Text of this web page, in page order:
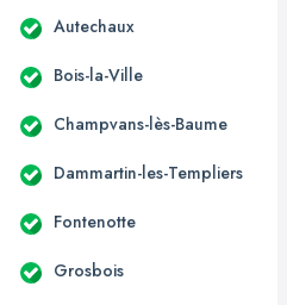
Autechaux
Bois-la-Ville
Champvans-lès-Baume
Dammartin-les-Templiers
Fontenotte
Grosbois